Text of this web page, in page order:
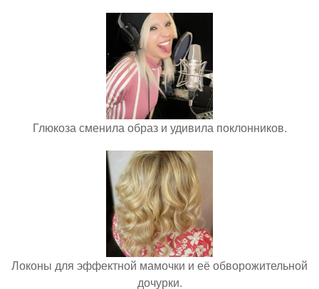
Глюкоза сменила образ и удивила поклонников.
Локоны для эффектной мамочки и её обворожительной
дочурки.